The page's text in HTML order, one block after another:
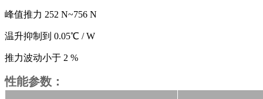
峰值推力 252 N~756 N
温升抑制到 0.05℃ / W
推力波动小于 2 %
性能参数：